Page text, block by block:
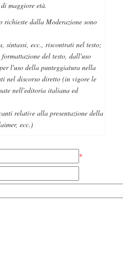
maggiore età.
richieste dalla Moderazione sono
sintassi, ecc., riscontrati nel testo;
del testo, dall'uso
l'uso della punteggiatura nella
nel discorso diretto (in vigore le
nell'editoria italiana ed
relative alla presentazione della
ecc.)
*